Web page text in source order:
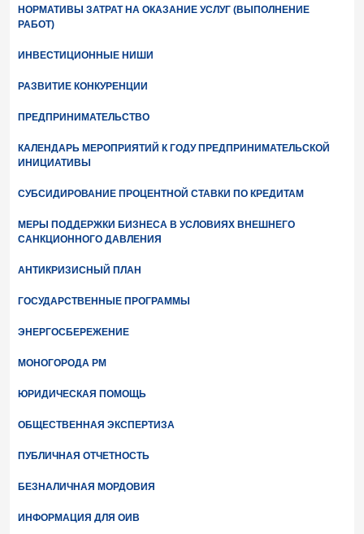
НОРМАТИВЫ ЗАТРАТ НА ОКАЗАНИЕ УСЛУГ (ВЫПОЛНЕНИЕ
РАБОТ)
ИНВЕСТИЦИОННЫЕ НИШИ
РАЗВИТИЕ КОНКУРЕНЦИИ
ПРЕДПРИНИМАТЕЛЬСТВО
КАЛЕНДАРЬ МЕРОПРИЯТИЙ К ГОДУ ПРЕДПРИНИМАТЕЛЬСКОЙ
ИНИЦИАТИВЫ
СУБСИДИРОВАНИЕ ПРОЦЕНТНОЙ СТАВКИ ПО КРЕДИТАМ
МЕРЫ ПОДДЕРЖКИ БИЗНЕСА В УСЛОВИЯХ ВНЕШНЕГО
САНКЦИОННОГО ДАВЛЕНИЯ
АНТИКРИЗИСНЫЙ ПЛАН
ГОСУДАРСТВЕННЫЕ ПРОГРАММЫ
ЭНЕРГОСБЕРЕЖЕНИЕ
МОНОГОРОДА РМ
ЮРИДИЧЕСКАЯ ПОМОЩЬ
ОБЩЕСТВЕННАЯ ЭКСПЕРТИЗА
ПУБЛИЧНАЯ ОТЧЕТНОСТЬ
БЕЗНАЛИЧНАЯ МОРДОВИЯ
ИНФОРМАЦИЯ ДЛЯ ОИВ